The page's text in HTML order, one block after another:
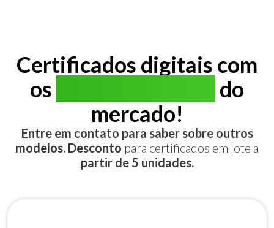
Certificados digitais com
os
do
mercado!
Entre em contato para saber sobre outros
modelos. Desconto para certificados em lote a
partir de 5 unidades.